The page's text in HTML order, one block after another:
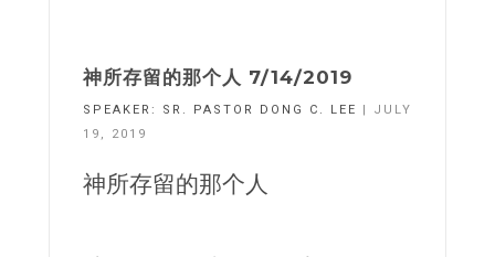
神所存留的那个人 7/14/2019
SPEAKER: SR. PASTOR DONG C. LEE
| JULY
19, 2019
神所存留的那个人